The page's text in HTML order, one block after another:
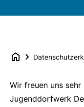
Wir freuen uns
Jugenddorfwerk